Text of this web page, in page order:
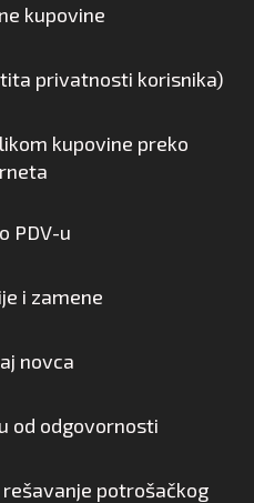
kupovine
privatnosti korisnika)
kupovine preko
PDV-u
i zamene
novca
od odgovornosti
potrošačkog